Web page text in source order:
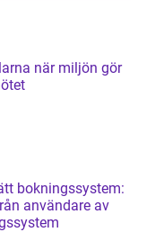
gör
bokningssystem:
användare av